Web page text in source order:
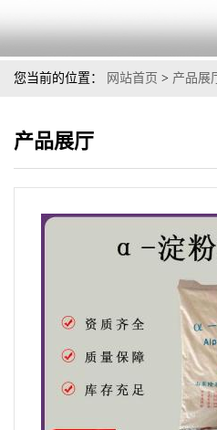
您当前的位置： 网站首页 > 产品展
产品展厅